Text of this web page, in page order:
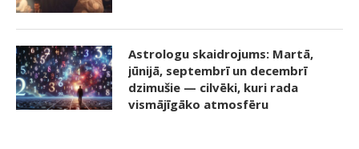
Astrologu skaidrojums: Martā,
jūnijā, septembrī un decembrī
dzimušie — cilvēki, kuri rada
vismājīgāko atmosfēru